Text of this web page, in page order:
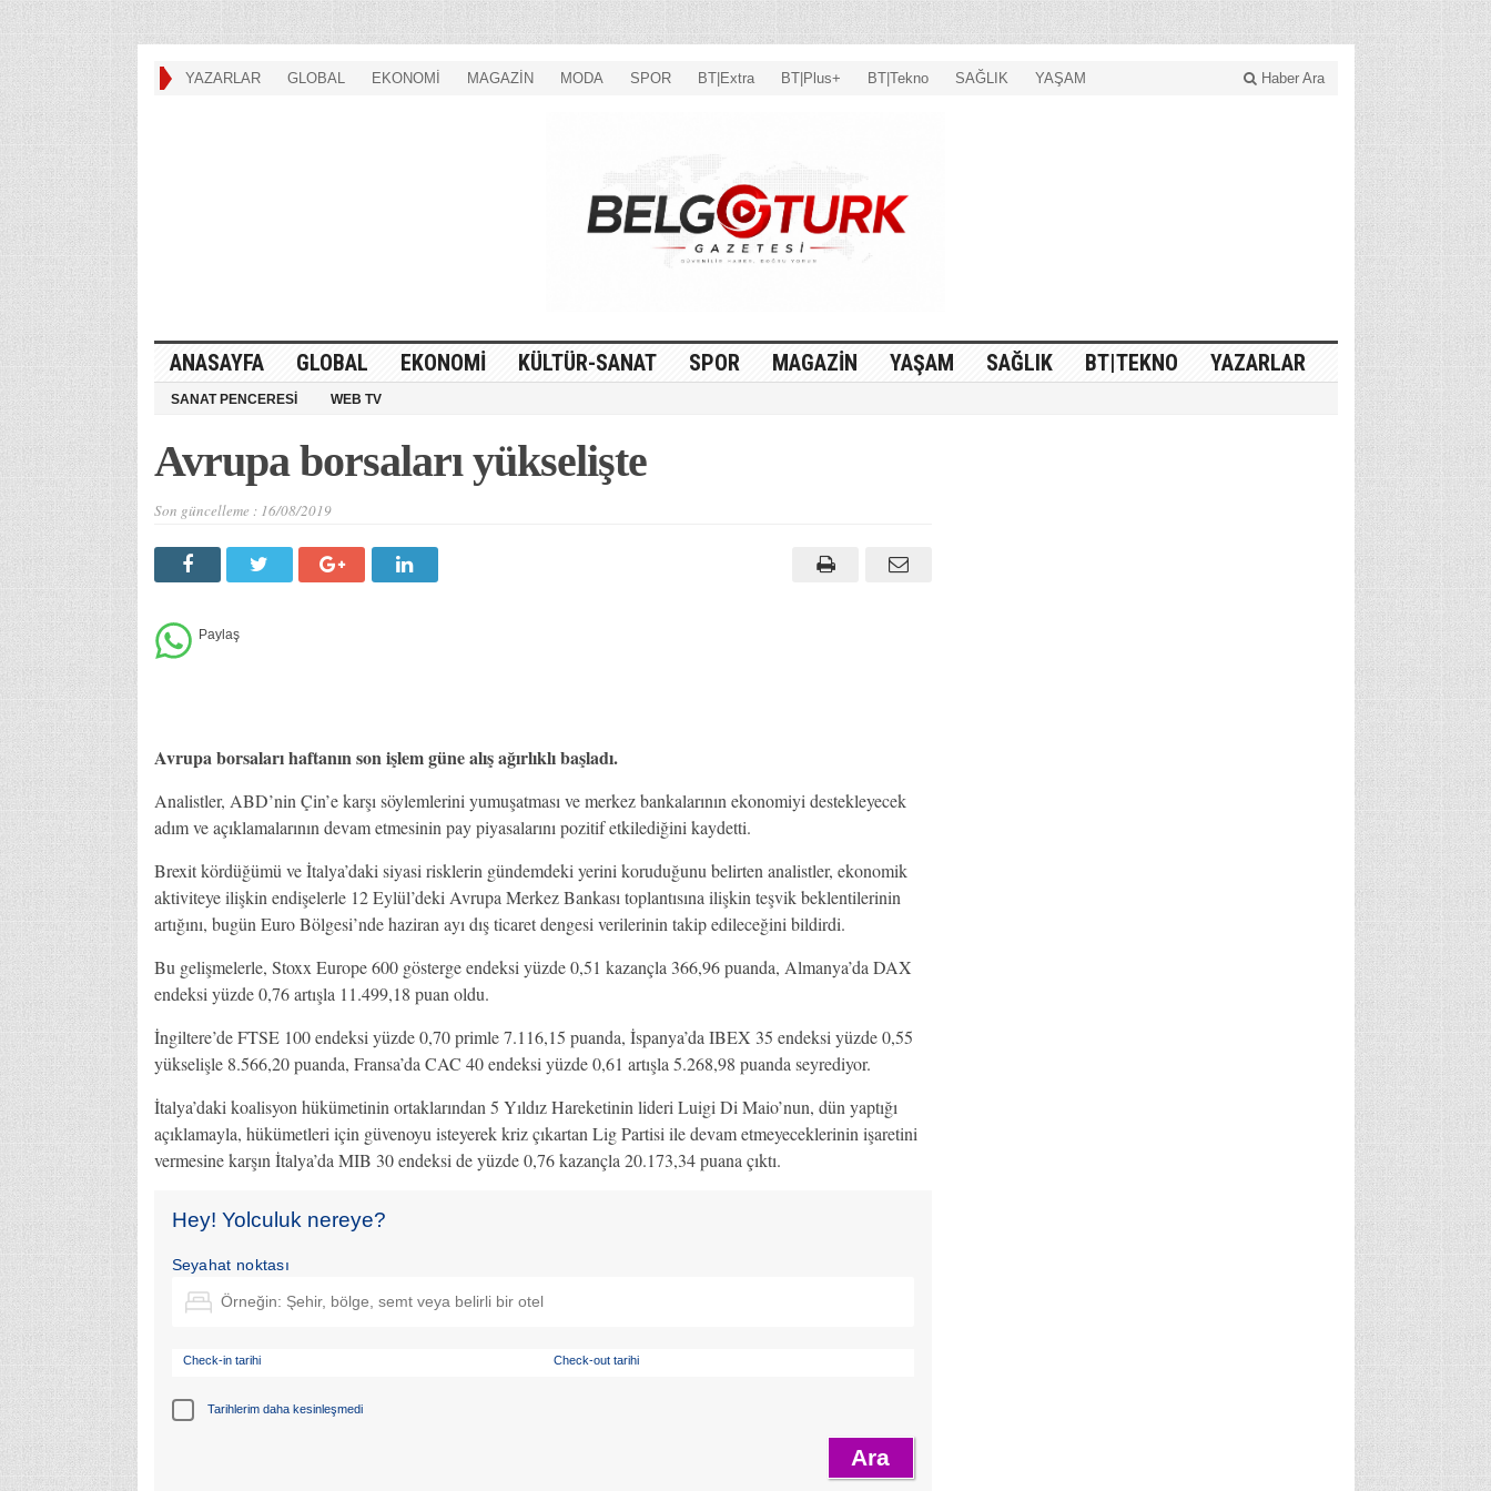
YAZARLAR GLOBAL EKONOMİ MAGAZİN MODA SPOR BT|Extra BT|Plus+ BT|Tekno SAĞLIK YAŞAM Haber Ara
ANASAYFA GLOBAL EKONOMİ KÜLTÜR-SANAT SPOR MAGAZİN YAŞAM SAĞLIK BT|TEKNO YAZARLAR
SANAT PENCERESİ WEB TV
Avrupa borsaları yükselişte
Son güncelleme : 16/08/2019
Avrupa borsaları haftanın son işlem güne alış ağırlıklı başladı.
Analistler, ABD’nin Çin’e karşı söylemlerini yumuşatması ve merkez bankalarının ekonomiyi destekleyecek
adım ve açıklamalarının devam etmesinin pay piyasalarını pozitif etkilediğini kaydetti.
Brexit kördüğümü ve İtalya’daki siyasi risklerin gündemdeki yerini koruduğunu belirten analistler, ekonomik
aktiviteye ilişkin endişelerle 12 Eylül’deki Avrupa Merkez Bankası toplantısına ilişkin teşvik beklentilerinin
artığını, bugün Euro Bölgesi’nde haziran ayı dış ticaret dengesi verilerinin takip edileceğini bildirdi.
Bu gelişmelerle, Stoxx Europe 600 gösterge endeksi yüzde 0,51 kazançla 366,96 puanda, Almanya’da DAX
endeksi yüzde 0,76 artışla 11.499,18 puan oldu.
İngiltere’de FTSE 100 endeksi yüzde 0,70 primle 7.116,15 puanda, İspanya’da IBEX 35 endeksi yüzde 0,55
yükselişle 8.566,20 puanda, Fransa’da CAC 40 endeksi yüzde 0,61 artışla 5.268,98 puanda seyrediyor.
İtalya’daki koalisyon hükümetinin ortaklarından 5 Yıldız Hareketinin lideri Luigi Di Maio’nun, dün yaptığı
açıklamayla, hükümetleri için güvenoyu isteyerek kriz çıkartan Lig Partisi ile devam etmeyeceklerinin işaretini
vermesine karşın İtalya’da MIB 30 endeksi de yüzde 0,76 kazançla 20.173,34 puana çıktı.
Hey! Yolculuk nereye?
Seyahat noktası
Check-in tarihi Check-out tarihi
Tarihlerim daha kesinleşmedi